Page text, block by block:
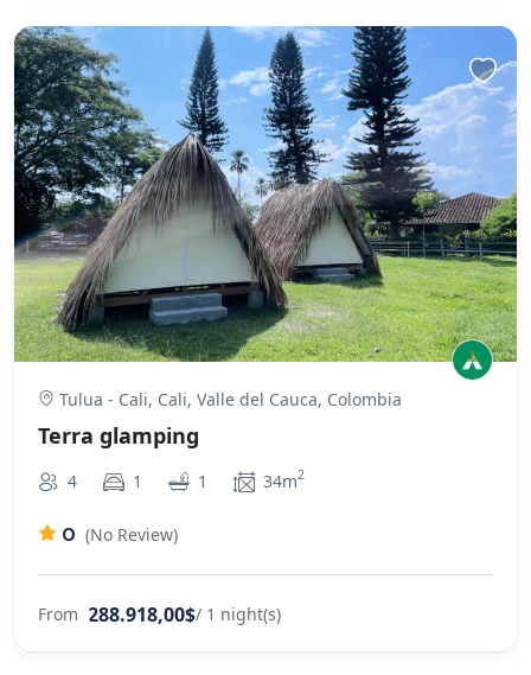
Tulua - Cali, Cali, Valle del Cauca, Colombia
Terra glamping
4 1 1 34m2
0 (No Review)
From 288.918,00$/ 1 night(s)